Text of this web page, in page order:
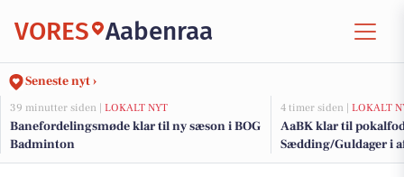
VORES Aabenraa
Seneste nyt ›
39 minutter siden | LOKALT NYT
Banefordelingsmøde klar til ny sæson i BOG
Badminton
4 timer siden | LOKALT
AaBK klar til
Sædding/Guldager i